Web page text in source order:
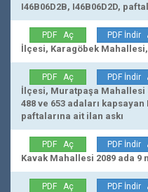
I46B06D2B, I46B06D2D,
PDF Aç PDF İndir
İlçesi, Karagöbek
PDF Aç PDF İndir
İlçesi, Muratpaşa Mahallesi
488 ve 653 adaları kapsayan
paftalarına ait ilan askı
PDF Aç PDF İndir
Kavak Mahallesi 2089 ada 9
PDF Aç PDF İndir